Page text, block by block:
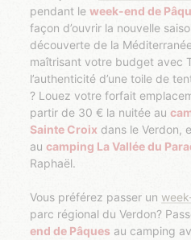
pendant leweek-end de
façon d’ouvrir la nouvelle
découverte de la
maîtrisant votre budget avec
l’authenticité d’une toile de
? Louez votre forfait
partir de 30 € la nuitée au
Sainte Croix dans le Verdon,
aucamping La Vallée du
Raphaël.
Vous préférez passer un
parc régional du Verdon?
end de Pâques au camping